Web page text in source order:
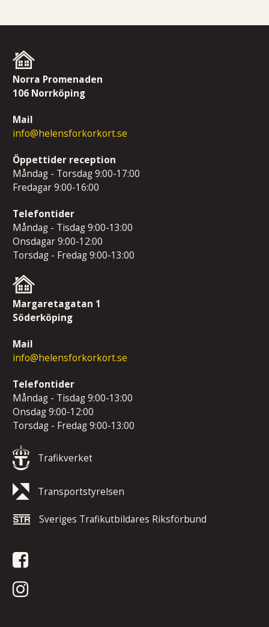
Norra Promenaden
106 Norrköping
Mail
info@helensforkorkort.se
Öppettider reception
Måndag - Torsdag 9:00-17:00
Fredagar 9:00-16:00
Telefontider
Måndag - Tisdag 9:00-13:00
Onsdagar 9:00-12:00
Torsdag - Fredag 9:00-13:00
Margaretagatan 1
Söderköping
Mail
info@helensforkorkort.se
Telefontider
Måndag - Tisdag 9:00-13:00
Onsdag 9:00-12:00
Torsdag - Fredag 9:00-13:00
Trafikverket
Transportstyrelsen
Sveriges Trafikutbildares Riksförbund